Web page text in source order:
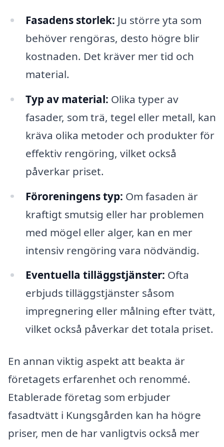
Fasadens storlek: Ju större yta som
behöver rengöras, desto högre blir
kostnaden. Det kräver mer tid och
material.
Typ av material: Olika typer av
fasader, som trä, tegel eller metall, kan
kräva olika metoder och produkter för
effektiv rengöring, vilket också
påverkar priset.
Föroreningens typ: Om fasaden är
kraftigt smutsig eller har problemen
med mögel eller alger, kan en mer
intensiv rengöring vara nödvändig.
Eventuella tilläggstjänster: Ofta
erbjuds tilläggstjänster såsom
impregnering eller målning efter tvätt,
vilket också påverkar det totala priset.
En annan viktig aspekt att beakta är
företagets erfarenhet och renommé.
Etablerade företag som erbjuder
fasadtvätt i Kungsgården kan ha högre
priser, men de har vanligtvis också mer